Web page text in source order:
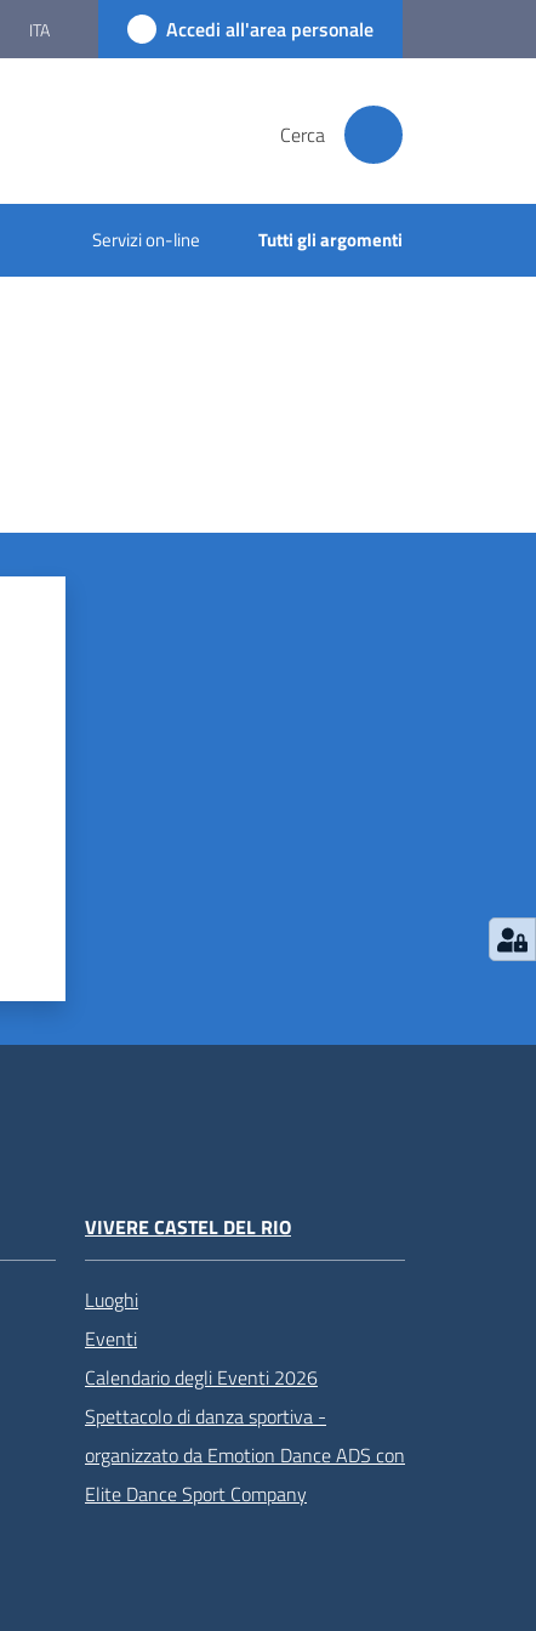
ITA Accedi all'area personale
Cerca
Servizi on-line Tutti gli argomenti
VIVERE CASTEL DEL RIO
Luoghi
Eventi
Calendario degli Eventi 2026
Spettacolo di danza sportiva -
organizzato da Emotion Dance ADS con
Elite Dance Sport Company